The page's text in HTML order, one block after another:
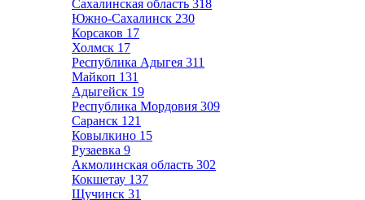
Сахалинская область 318
Южно-Сахалинск 230
Корсаков 17
Холмск 17
Республика Адыгея 311
Майкоп 131
Адыгейск 19
Республика Мордовия 309
Саранск 121
Ковылкино 15
Рузаевка 9
Акмолинская область 302
Кокшетау 137
Щучинск 31